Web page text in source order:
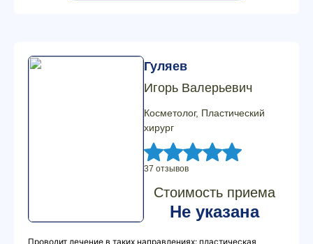
Гуляев
Игорь Валерьевич
Косметолог, Пластический
хирург
37 отзывов
Стоимость приема
Не указана
Проводит лечение в таких направлениях: пластическая